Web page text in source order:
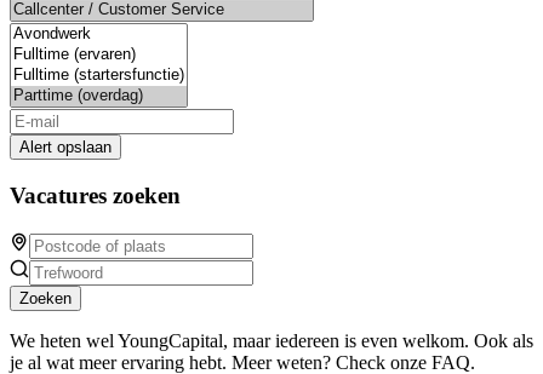
Alert opslaan
Vacatures zoeken
Zoeken
We heten wel YoungCapital, maar iedereen is even welkom. Ook als
je al wat meer ervaring hebt. Meer weten? Check onze FAQ.